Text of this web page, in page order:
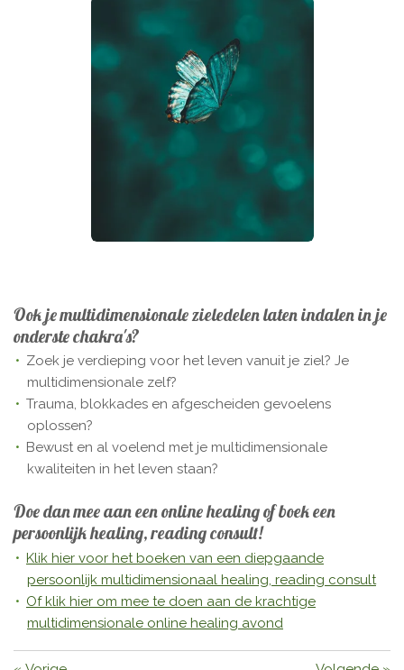
Ook je multidimensionale zieledelen laten indalen in je
onderste chakra's?
Zoek je verdieping voor het leven vanuit je ziel? Je
multidimensionale zelf?
Trauma, blokkades en afgescheiden gevoelens
oplossen?
Bewust en al voelend met je multidimensionale
kwaliteiten in het leven staan?
Doe dan mee aan een online healing of boek een
persoonlijk healing, reading consult!
Klik hier voor het boeken van een diepgaande
persoonlijk multidimensionaal healing, reading consult
Of klik hier om mee te doen aan de krachtige
multidimensionale online healing avond